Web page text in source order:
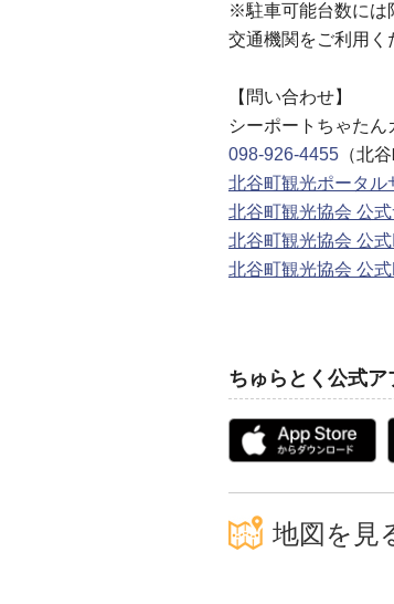
※駐車可能台数には
交通機関をご利用く
【問い合わせ】
シーポートちゃたん
098-926-4455 （北
北谷町観光ポータル
北谷町観光協会 公式
北谷町観光協会 公
北谷町観光協会 公
ちゅらとく公式
地図を見